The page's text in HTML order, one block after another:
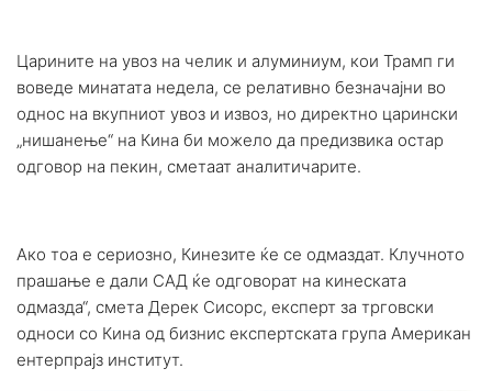
Царините на увоз на челик и алуминиум, кои Трамп ги
воведе минатата недела, се релативно безначајни во
однос на вкупниот увоз и извоз, но директно царински
„нишанење“ на Кина би можело да предизвика остар
одговор на пекин, сметаат аналитичарите.
Ако тоа е сериозно, Кинезите ќе се одмаздат. Клучното
прашање е дали САД ќе одговорат на кинеската
одмазда“, смета Дерек Сисорс, експерт за трговски
односи со Кина од бизнис експертската група Американ
ентерпрајз институт.